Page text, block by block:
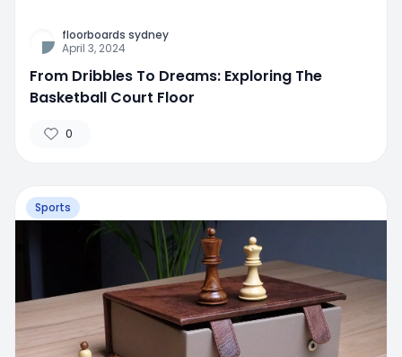
floorboards sydney
April 3, 2024
From Dribbles To Dreams: Exploring The
Basketball Court Floor
0
Sports